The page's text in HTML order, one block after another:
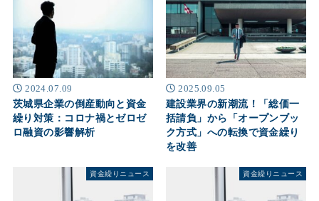
2024.07.09
茨城県企業の倒産動向と資金
繰り対策：コロナ禍とゼロゼ
ロ融資の影響解析
2025.09.05
建設業界の新潮流！「総価一
括請負」から「オープンブッ
ク方式」への転換で資金繰り
を改善
資金繰りニュース 資金繰りニュース